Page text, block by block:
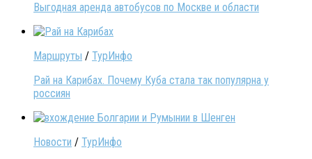
Выгодная аренда автобусов по Москве и области
Маршруты / ТурИнфо
Рай на Карибах. Почему Куба стала так популярна у
россиян
Новости / ТурИнфо